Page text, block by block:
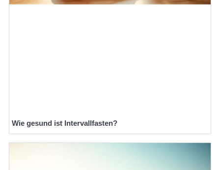
Wie gesund ist Intervallfasten?